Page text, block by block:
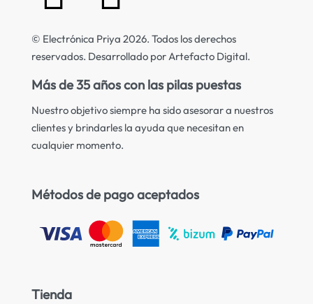
© Electrónica Priya 2026. Todos los derechos
reservados. Desarrollado por Artefacto Digital.
Más de 35 años con las pilas puestas
Nuestro objetivo siempre ha sido asesorar a nuestros
clientes y brindarles la ayuda que necesitan en
cualquier momento.
Métodos de pago aceptados
Tienda